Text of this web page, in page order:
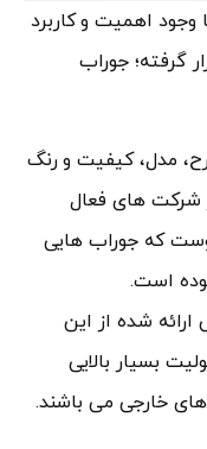
وجود اهمیت و کاربرد
گرفته؛ جوراب
مدل، کیفیت و رنگ
شرکت های فعال
که جوراب هایی
است.
شده از این
بسیار بالایی
خارجی می باشند.